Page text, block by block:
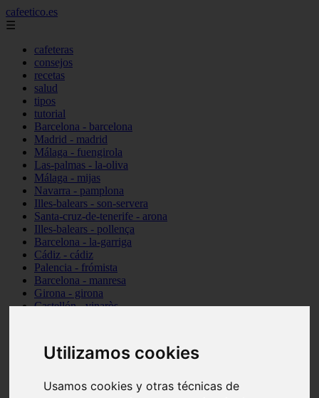
Utilizamos cookies
Usamos cookies y otras técnicas de
cafeetico.es
☰
cafeteras
consejos
recetas
salud
tipos
tutorial
Barcelona - barcelona
Madrid - madrid
Málaga - fuengirola
Las-palmas - la-oliva
Málaga - mijas
Navarra - pamplona
Illes-balears - son-servera
Santa-cruz-de-tenerife - arona
Illes-balears - pollença
Barcelona - la-garriga
Cádiz - cádiz
Palencia - frómista
Barcelona - manresa
Girona - girona
Castellón - vinaròs
Málaga - nerja
Girona - blanes
Málaga - marbella